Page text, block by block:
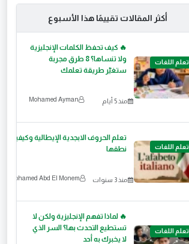
أكثر المقالات تقييمًا هذا الأسبوع
تعلم اللغات
🔥 كيف تحفظ الكلمات الإنجليزية
ولا تنساها؟ 8 طرق مجربة
ستغيّر طريقة تعلمك
منذ 5 أيام Mohamed Ayman
تعلم اللغات
تعلم الحروف الابجدية الإيطالية وكيفية
نطقها
منذ 3 سنوات Mohamed Abd El Monem
تعلم اللغات
🔥 لماذا تفهم الإنجليزية ولكن لا
تستطيع التحدث بها؟ السر الذي
لا يخبرك به أحد